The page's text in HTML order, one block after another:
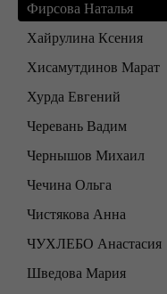
Фирсова Наталья
Хайрулина Ксения
Хисамутдинов Марат
Хурда Евгений
Черевань Вадим
Чернышов Михаил
Чечина Ольга
Чистякова Анна
ЧУХЛЕБО Анастасия
Шведова Мария